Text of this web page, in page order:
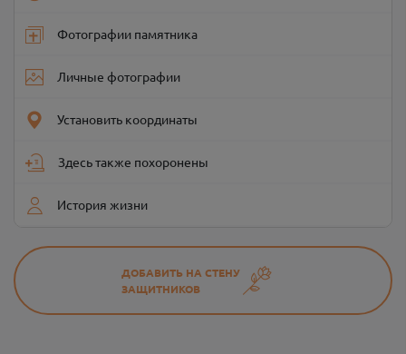
Фотографии памятника
Личные фотографии
Установить координаты
Здесь также похоронены
История жизни
ДОБАВИТЬ НА СТЕНУ
ЗАЩИТНИКОВ